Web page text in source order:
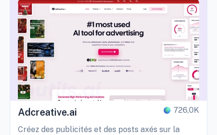
Adcreative.ai 726,0K
Créez des publicités et des posts axés sur la